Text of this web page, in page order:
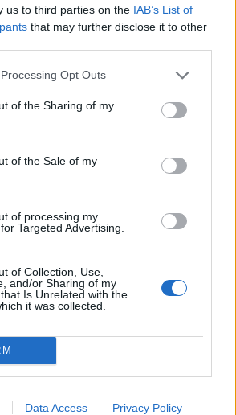
us to third parties on the IAB’s List of
that may further disclose it to other
Opt Outs
of the Sharing of my
of the Sale of my
of processing my
Targeted Advertising.
of Collection, Use,
and/or Sharing of my
Is Unrelated with the
it was collected.
Data Access Privacy Policy
14 Οκτωβρίου 2025
της ταινίας που θα
γυριστεί για τον
11 Οκτωβρίου 2025
γυριστεί ταινία για τον
31 Ιουλίου 2025